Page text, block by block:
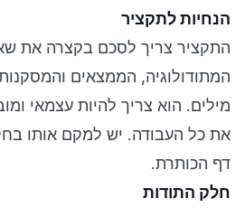
הנחיות לתקציר
התקציר צריך לסכם בקצרה את
מילים. הוא צריך להיות עצמאי
את כל העבודה. יש למקם אותו
דף הכותרת.
חלק התודות